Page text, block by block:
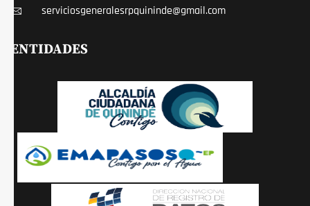
serviciosgeneralesrpquininde@gmail.com
ENTIDADES